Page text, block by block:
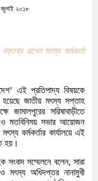
২০১৮
রাখেন মৎস্য কর্মকর্তা
এই প্রতিপাদ্য বিষয়কে
জাতীয় মৎস্য সপ্তাহ
সরিষাবাড়ীতে
মতবিনিময় সভার আয়োজন
কর্মকর্তার কার্যালয়ে এই
হয়।
সংবাদ সম্মেলনে বলেন, সারা
ও মৎস্য অধিদপ্তর নানামুখী